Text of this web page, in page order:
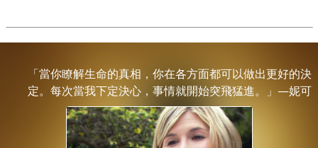
「當你瞭解生命的真相，你在各方面都可以做出更好的決
定。每次當我下定決心，事情就開始突飛猛進。」—妮可